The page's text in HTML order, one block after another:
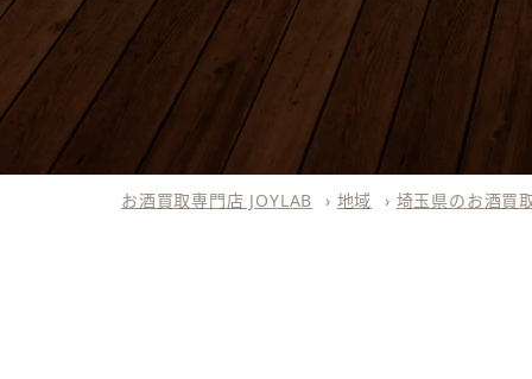
お酒買取専門店 JOYLAB › 地域 › 埼玉県のお酒買